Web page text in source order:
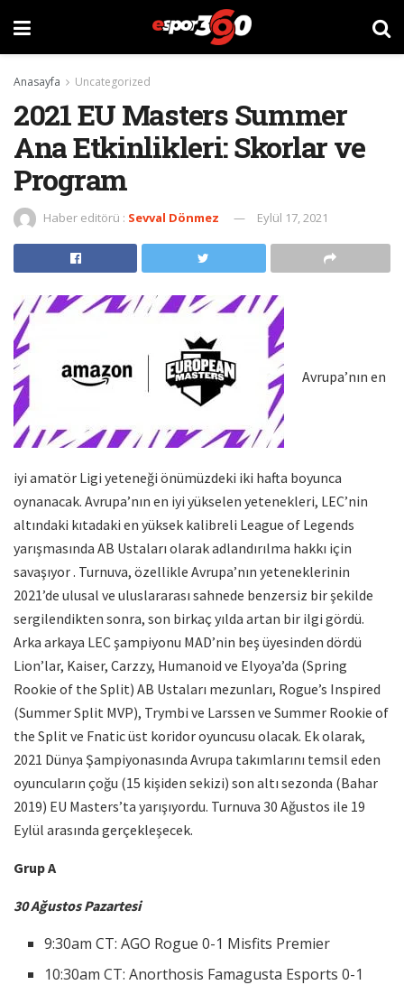
Anasayfa Uncategorized
2021 EU Masters Summer
Ana Etkinlikleri: Skorlar ve
Program
Haber editörü : Sevval Dönmez Eylül 17, 2021
Avrupa’nın en
iyi amatör Ligi yeteneği önümüzdeki iki hafta boyunca
oynanacak. Avrupa’nın en iyi yükselen yetenekleri, LEC’nin
altındaki kıtadaki en yüksek kalibreli League of Legends
yarışmasında AB Ustaları olarak adlandırılma hakkı için
savaşıyor . Turnuva, özellikle Avrupa’nın yeteneklerinin
2021’de ulusal ve uluslararası sahnede benzersiz bir şekilde
sergilendikten sonra, son birkaç yılda artan bir ilgi gördü.
Arka arkaya LEC şampiyonu MAD’nin beş üyesinden dördü
Lion’lar, Kaiser, Carzzy, Humanoid ve Elyoya’da (Spring
Rookie of the Split) AB Ustaları mezunları, Rogue’s Inspired
(Summer Split MVP), Trymbi ve Larssen ve Summer Rookie of
the Split ve Fnatic üst koridor oyuncusu olacak. Ek olarak,
2021 Dünya Şampiyonasında Avrupa takımlarını temsil eden
oyuncuların çoğu (15 kişiden sekizi) son altı sezonda (Bahar
2019) EU Masters’ta yarışıyordu. Turnuva 30 Ağustos ile 19
Eylül arasında gerçekleşecek.
Grup A
30 Ağustos Pazartesi
9:30am CT: AGO Rogue 0-1 Misfits Premier
10:30am CT: Anorthosis Famagusta Esports 0-1